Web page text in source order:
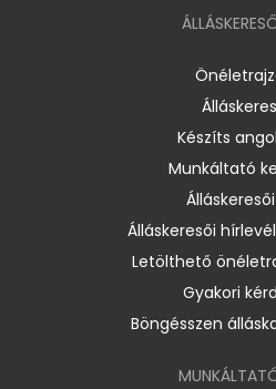
Készíts
Munkáltató
Álláskeresői
Letölthető
Gyakori
Böngésszen